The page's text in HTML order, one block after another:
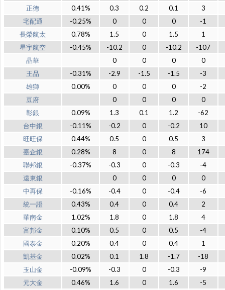
正德 0.41% 0.3 0.2 0.1
3
宅配通
-0.25% 0 0 0
-1
長榮航太
0.78% 1.5 0 1.5
1
星宇航空
-0.45% -10.2 0 -10.2
-107
晶華
0 0 0
0
王品
-0.31% -2.9 -1.5 -1.5
-3
雄獅
0.00% 0 0 0
-2
豆府
0 0 0
0
彰銀
0.09% 1.3 0.1 1.2
-62
台中銀
-0.11% -0.2 0 -0.2
10
旺旺保
0.44% 0.5 0 0.5
3
臺企銀
0.28% 8 0 8
174
聯邦銀
-0.37% -0.3 0 -0.3
-4
遠東銀
0 0 0
0
中再保
-0.16% -0.4 0 -0.4
-6
統一證
0.43% 0.4 0 0.4
2
華南金
1.02% 1.8 0 1.8
4
富邦金
0.10% 0.5 0 0.5
-4
國泰金
0.20% 0.4 0 0.4
1
凱基金
0.02% 0.1 1.8 -1.7
-18
玉山金
-0.09% -0.3 0 -0.3
-9
元大金
0.46% 1.6 0 1.6
-5